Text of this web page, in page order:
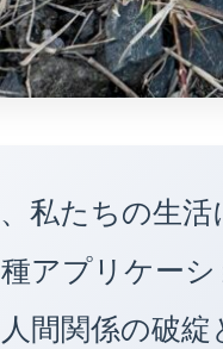
私たちの生
アプリケー
間関係の破